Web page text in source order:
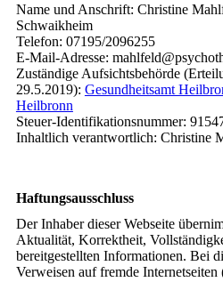
Name und Anschrift: Christine
Schwaikheim
Telefon: 07195/2096255
E-Mail-Adresse:
Zuständige Aufsichtsbehörde
29.5.2019): Gesundheitsamt
Heilbronn
Steuer-Identifikationsnummer:
Inhaltlich verantwortlich: Christine
Haftungsausschluss
Der Inhaber dieser Webseite
Aktualität, Korrektheit,
bereitgestellten Informationen. Bei
Verweisen auf fremde